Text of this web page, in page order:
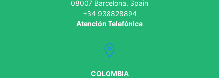
08007 Barcelona, Spain
+34 938828894
Atención Telefónica
COLOMBIA